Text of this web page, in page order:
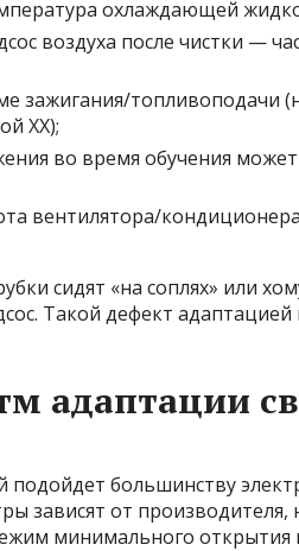
охлаждающей
воздуха после чистки —
зажигания/топливоподачи
ХХ);
во время обучения
вентилятора/
сидят «на соплях» или
Такой дефект адаптацией
адаптации
большинству
зависят от производителя,
минимального открытия